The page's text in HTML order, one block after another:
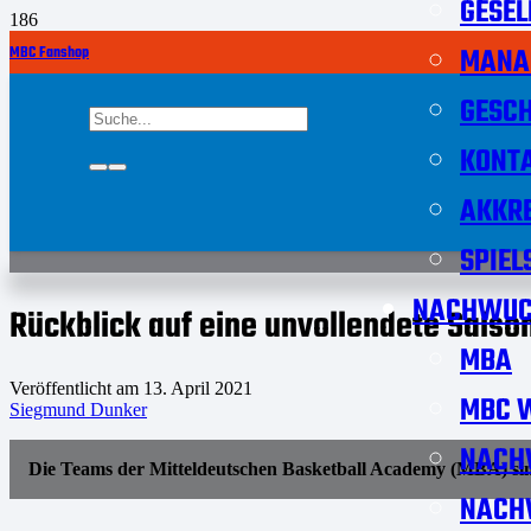
MBC Fanshop
MBA
MBC
Rückblick auf eine unvollendete
Veröffentlicht am 13. April 2021
Siegmund Dunker
Die Teams der Mitteldeutschen Basketball Academy (MBA)